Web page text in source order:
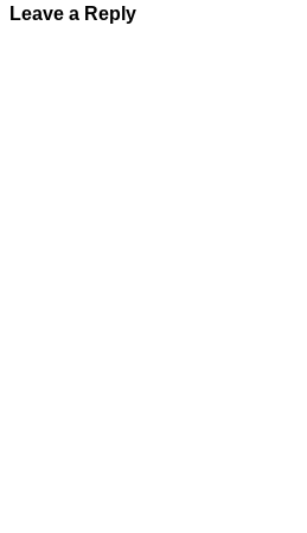
Leave a Reply